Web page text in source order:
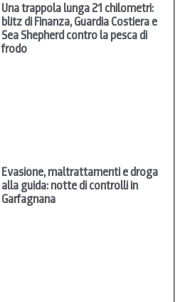
Una trappola lunga 21 chilometri:
blitz di Finanza, Guardia Costiera e
Sea Shepherd contro la pesca di
frodo
Evasione, maltrattamenti e droga
alla guida: notte di controlli in
Garfagnana